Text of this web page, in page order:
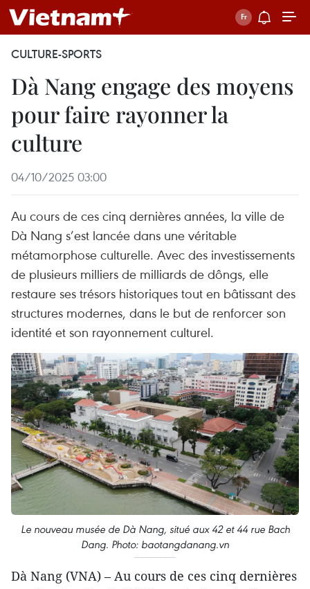
CULTURE-SPORTS
Dà Nang engage des moyens
pour faire rayonner la
culture
04/10/2025 03:00
Au cours de ces cinq dernières années, la ville de
Dà Nang s’est lancée dans une véritable
métamorphose culturelle. Avec des investissements
de plusieurs milliers de milliards de dôngs, elle
restaure ses trésors historiques tout en bâtissant des
structures modernes, dans le but de renforcer son
identité et son rayonnement culturel.
Le nouveau musée de Dà Nang, situé aux 42 et 44 rue Bach
Dang. Photo: baotangdanang.vn
Dà Nang (VNA) – Au cours de ces cinq dernières